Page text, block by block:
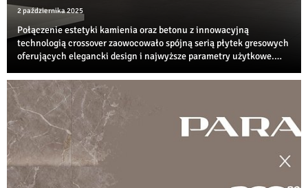
2 października 2025
Połączenie estetyki kamienia oraz betonu z innowacyjną
technologią crossover zaowocowało spójną serią płytek gresowych
oferujących elegancki design i najwyższe parametry użytkowe.
neutralnych przestrzeni jest już ...